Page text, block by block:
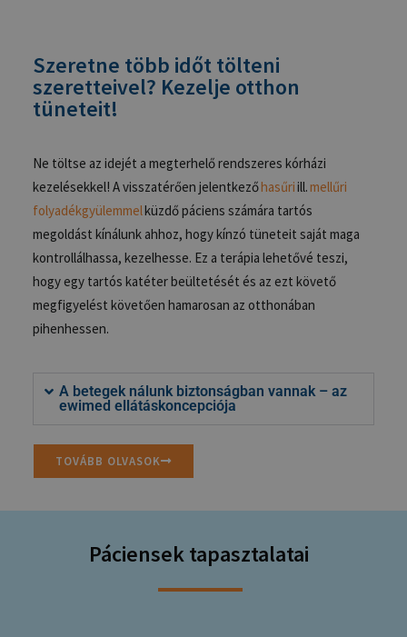
Szeretne több időt tölteni
szeretteivel? Kezelje otthon
tüneteit!
Ne töltse az idejét a megterhelő rendszeres kórházi
kezelésekkel! A visszatérően jelentkezőhasűriill.mellűri
folyadékgyülemmelküzdő páciens számára tartós
megoldást kínálunk ahhoz, hogy kínzó tüneteit saját maga
kontrollálhassa, kezelhesse. Ez a terápia lehetővé teszi,
hogy egy tartós katéter beültetését és az ezt követő
megfigyelést követően hamarosan az otthonában
pihenhessen.
A betegek nálunk biztonságban vannak – az
ewimed ellátáskoncepciója
TOVÁBB OLVASOK
Páciensektapasztalatai